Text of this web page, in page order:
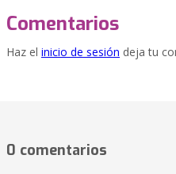
Comentarios
Haz el inicio de sesión deja tu
0 comentarios